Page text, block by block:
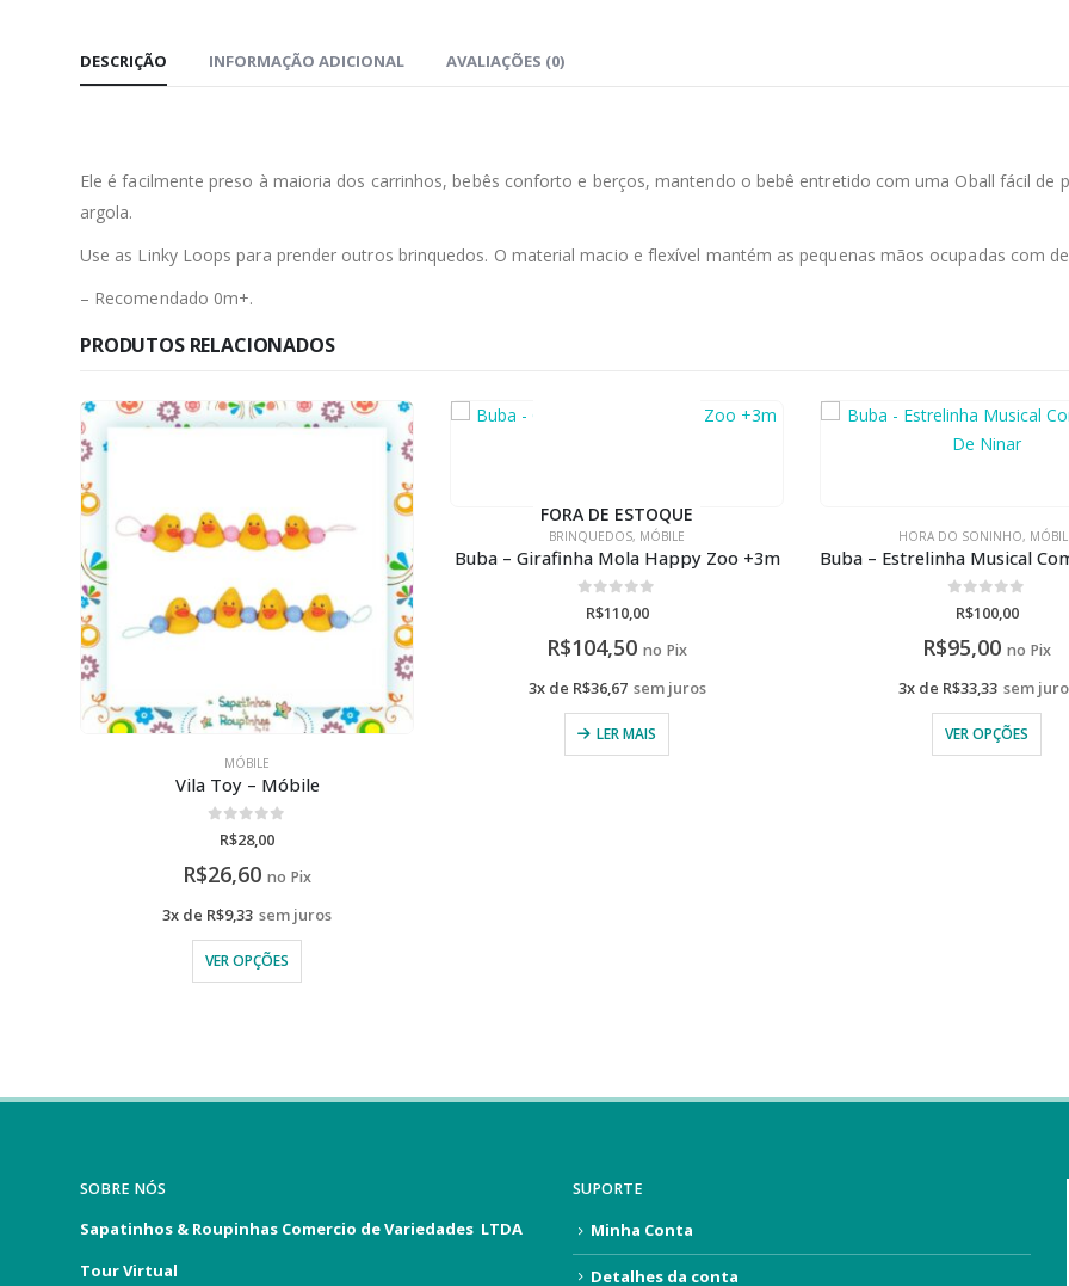
DESCRIÇÃO INFORMAÇÃO ADICIONAL AVALIAÇÕES (0)
Ele é facilmente preso à maioria dos carrinhos, bebês conforto e berços, mantendo o bebê entretido com uma Oball fácil de
argola.
Use as Linky Loops para prender outros brinquedos. O material macio e flexível mantém as pequenas mãos ocupadas com
– Recomendado 0m+.
PRODUTOS RELACIONADOS
FORA DE ESTOQUE
BRINQUEDOS,MÓBILE
Buba – Girafinha Mola Happy Zoo +3m
0de 5
R$110,00
LER MAIS
HORA DO SONINHO,MÓBILE
Buba – Estrelinha Musical Com Canção De Ninar
0de 5
R$100,00
R$95,00 no Pix
3x de R$33,33 sem juros
VER OPÇÕES
BRINQUEDOS DE ATIVIDADES,
Bright Starts – Bicho
0de 5
R$140,00
R$133,00 no Pix
3x de R$46,67 sem
LER MAIS
Política de Trocas e Devoluções